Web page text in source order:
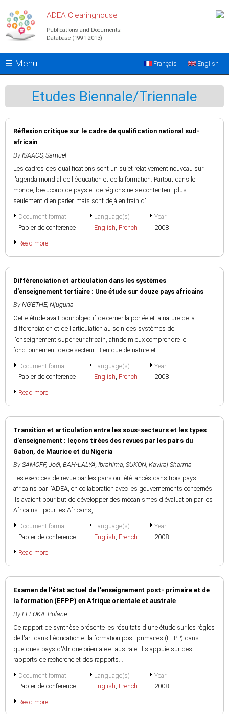
ADEA Clearinghouse
Publications and Documents
Database (1991-2013)
☰ Menu English
Français
Etudes Biennale/Triennale
Réflexion critique sur le cadre de qualification national sud-
africain
By ISAACS, Samuel
Les cadres des qualifications sont un sujet relativement nouveau sur
l'agenda mondial de l'éducation et de la formation. Partout dans le
monde, beaucoup de pays et de régions ne se contentent plus
seulement d'en parler, mais sont déjà en train d'...
Document format
Papier de conference
Language(s)
English, French
Year
2008
Read more
Différenciation et articulation dans les systèmes
d'enseignement tertiaire : Une étude sur douze pays africains
By NG'ETHE, Njuguna
Cette étude avait pour objectif de cerner la portée et la nature de la
différenciation et de l'articulation au sein des systèmes de
l'enseignement supérieur africain, afinde mieux comprendre le
fonctionnement de ce secteur. Bien que de nature et...
Document format
Papier de conference
Language(s)
English, French
Year
2008
Read more
Transition et articulation entre les sous-secteurs et les types
d'enseignement : leçons tirées des revues par les pairs du
Gabon, de Maurice et du Nigeria
By SAMOFF, Joël, BAH-LALYA, Ibrahima, SUKON, Kaviraj Sharma
Les exercices de revue par les pairs ont été lancés dans trois pays
africains par l'ADEA, en collaboration avec les gouvernements concernés.
Ils avaient pour but de développer des mécanismes d'évaluation par les
Africains - pour les Africains,...
Document format
Papier de conference
Language(s)
English, French
Year
2008
Read more
Examen de l'état actuel de l'enseignement post- primaire et de
la formation (EFPP) en Afrique orientale et australe
By LEFOKA, Pulane
Ce rapport de synthèse présente les résultats d'une étude sur les règles
de l'art dans l'éducation et la formation post-primaires (EFPP) dans
quelques pays d'Afrique orientale et australe. Il s'appuie sur des
rapports de recherche et des rapports...
Document format
Papier de conference
Language(s)
English, French
Year
2008
Read more